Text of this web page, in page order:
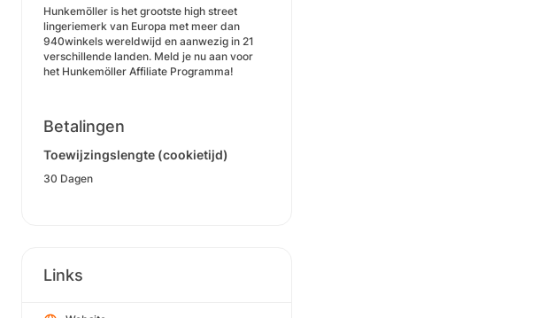
Hunkemöller is het grootste high street
lingeriemerk van Europa met meer dan
940winkels wereldwijd en aanwezig in 21
verschillende landen. Meld je nu aan voor
het Hunkemöller Affiliate Programma!
Betalingen
Toewijzingslengte (cookietijd)
30 Dagen
Links